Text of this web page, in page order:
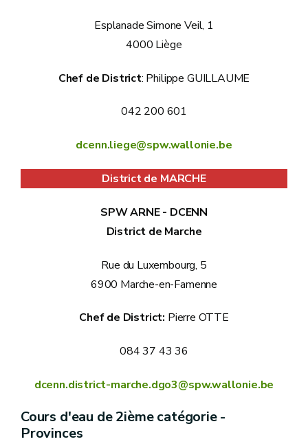
Esplanade Simone Veil, 1
4000 Liège
Chef de District: Philippe GUILLAUME
042 200 601
dcenn.liege@spw.wallonie.be
District de MARCHE
SPW ARNE - DCENN
District de Marche
Rue du Luxembourg, 5
6900 Marche-en-Famenne
Chef de District: Pierre OTTE
084 37 43 36
dcenn.district-marche.dgo3@spw.wallonie.be
Cours d'eau de 2ième catégorie -
Provinces